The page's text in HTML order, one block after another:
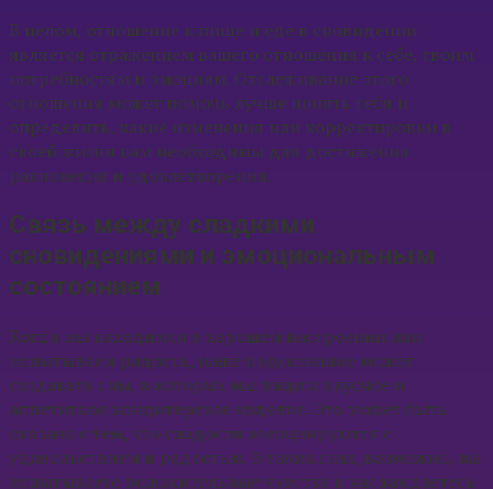
В целом, отношение к пище и еде в сновидении
является отражением вашего отношения к себе, своим
потребностям и эмоциям. Отслеживание этого
отношения может помочь лучше понять себя и
определить, какие изменения или корректировки в
своей жизни вам необходимы для достижения
равновесия и удовлетворения.
Связь между сладкими
сновидениями и эмоциональным
состоянием
Когда мы находимся в хорошем настроении или
испытываем радость, наше подсознание может
создавать сны, в которых мы видим вкусное и
аппетитное кондитерское изделие. Это может быть
связано с тем, что сладости ассоциируются с
удовольствием и радостью. В таких снах, возможно, вы
испытываете положительные чувства и наслаждаетесь